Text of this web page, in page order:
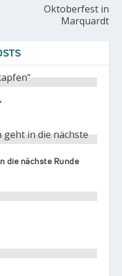
Oktoberfest in
Marquardt
die nächste Runde